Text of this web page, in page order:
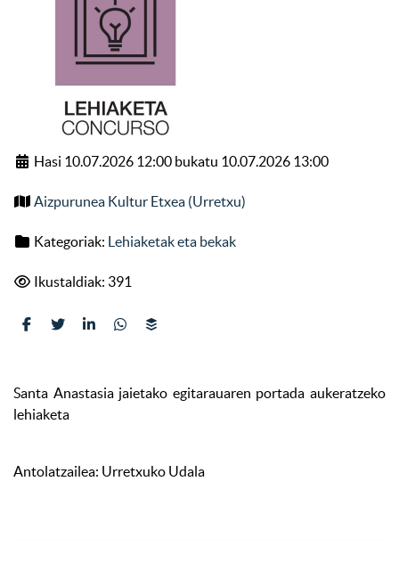
Hasi 10.07.2026 12:00 bukatu 10.07.2026 13:00
Aizpurunea Kultur Etxea (Urretxu)
Kategoriak: Lehiaketak eta bekak
Ikustaldiak: 391
Santa Anastasia jaietako egitarauaren portada aukeratzeko
lehiaketa
Antolatzailea: Urretxuko Udala